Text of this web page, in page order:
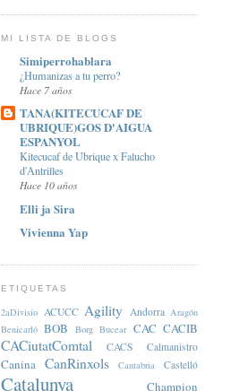
MI LISTA DE BLOGS
Simiperrohablara
¿Humanizas a tu perro?
Hace 7 años
TANA(KITECUCAF DE
UBRIQUE)GOS D'AIGUA
ESPANYOL
Kitecucaf de Ubrique x Falucho
d'Antrilles
Hace 10 años
Elli ja Sira
Vivienna Yap
ETIQUETAS
2aDivisio ACUCC Agility Andorra Aragón
Benicarló BOB Borg Bucear CAC CACIB
CACiutatComtal CACS Calmanistro
Canina CanRinxols Cantabria Castelló
Catalunya Champion